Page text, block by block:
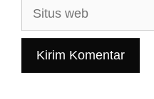
Situs
web